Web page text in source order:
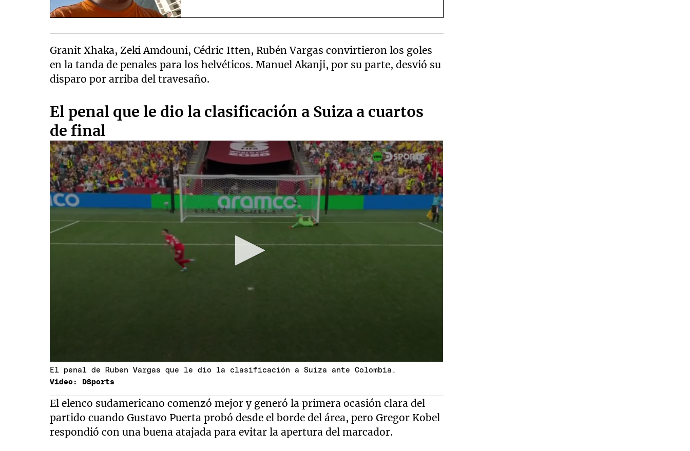
Granit Xhaka, Zeki Amdouni, Cédric Itten, Rubén Vargas convirtieron los goles
en la tanda de penales para los helvéticos. Manuel Akanji, por su parte, desvió su
disparo por arriba del travesaño.
El penal que le dio la clasificación a Suiza a cuartos
de final
El penal de Ruben Vargas que le dio la clasificación a Suiza ante Colombia.
Video: DSports
El elenco sudamericano comenzó mejor y generó la primera ocasión clara del
partido cuando Gustavo Puerta probó desde el borde del área, pero Gregor Kobel
respondió con una buena atajada para evitar la apertura del marcador.